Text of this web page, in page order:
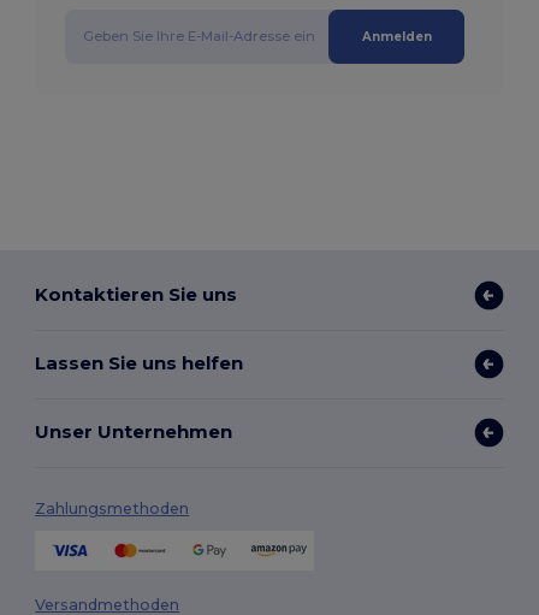
Anmelden
Kontaktieren Sie uns
Lassen Sie uns helfen
Unser Unternehmen
Zahlungsmethoden
Versandmethoden